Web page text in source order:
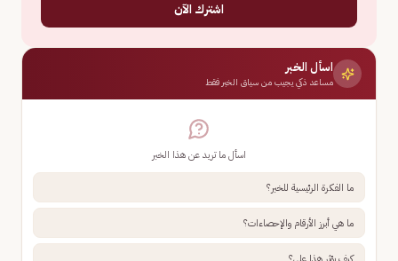
اشترك الآن
اسأل الخبر
مساعد ذكي يجيب من سياق الخبر فقط
اسأل ما تريد عن هذا الخبر
ما الفكرة الرئيسية للخبر؟
ما هي أبرز الأرقام والإحصاءات؟
كيف يؤثر هذا علي؟